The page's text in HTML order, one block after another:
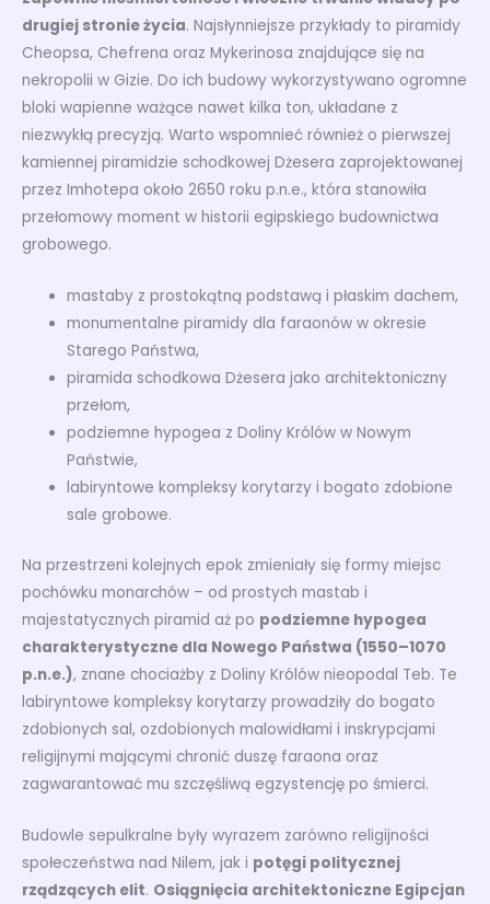
drugiej stronie życia. Najsłynniejsze przykłady to piramidy
Cheopsa, Chefrena oraz Mykerinosa znajdujące się na
nekropolii w Gizie. Do ich budowy wykorzystywano ogromne
bloki wapienne ważące nawet kilka ton, układane z
niezwykłą precyzją. Warto wspomnieć również o pierwszej
kamiennej piramidzie schodkowej Dżesera zaprojektowanej
przez Imhotepa około 2650 roku p.n.e., która stanowiła
przełomowy moment w historii egipskiego budownictwa
grobowego.
mastaby z prostokątną podstawą i płaskim dachem,
monumentalne piramidy dla faraonów w okresie
Starego Państwa,
piramida schodkowa Dżesera jako architektoniczny
przełom,
podziemne hypogea z Doliny Królów w Nowym
Państwie,
labiryntowe kompleksy korytarzy i bogato zdobione
sale grobowe.
Na przestrzeni kolejnych epok zmieniały się formy miejsc
pochówku monarchów – od prostych mastab i
majestatycznych piramid aż po podziemne hypogea
charakterystyczne dla Nowego Państwa (1550–1070
p.n.e.), znane chociażby z Doliny Królów nieopodal Teb. Te
labiryntowe kompleksy korytarzy prowadziły do bogato
zdobionych sal, ozdobionych malowidłami i inskrypcjami
religijnymi mającymi chronić duszę faraona oraz
zagwarantować mu szczęśliwą egzystencję po śmierci.
Budowle sepulkralne były wyrazem zarówno religijności
społeczeństwa nad Nilem, jak i potęgi politycznej
rządzących elit. Osiągnięcia architektoniczne Egipcjan